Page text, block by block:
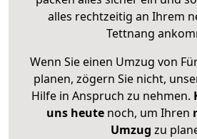
alles rechtzeitig an Ihrem
Tettnang
Wenn Sie einen Umzug von
planen, zögern Sie nicht,
Hilfe in Anspruch zu nehmen.
uns heutenoch, um Ihren
Umzug zu